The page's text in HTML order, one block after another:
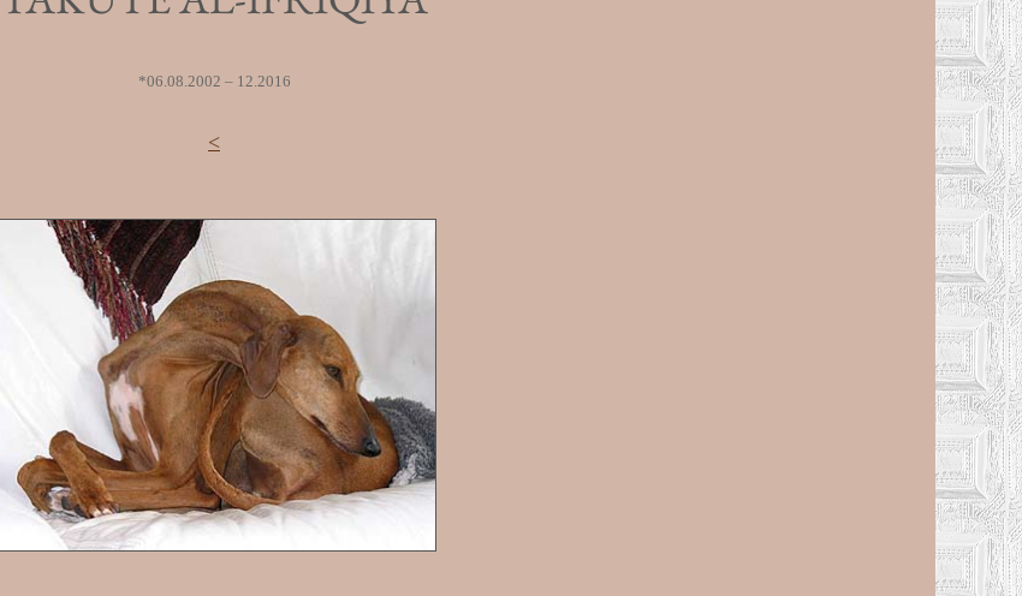
*06.08.2002 – 12.2016
<